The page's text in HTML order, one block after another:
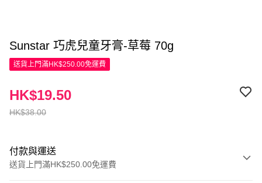
Sunstar 巧虎兒童牙膏-草莓 70g
送貨上門滿HK$250.00免運費
HK$38.00
HK$19.50
付款與運送
送貨上門滿HK$250.00免運費